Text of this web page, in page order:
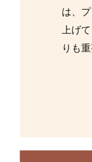
は、
上げ
りも